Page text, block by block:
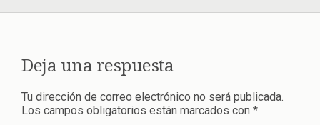
Deja una respuesta
Tu dirección de correo electrónico no será publicada.
Los campos obligatorios están marcados con *